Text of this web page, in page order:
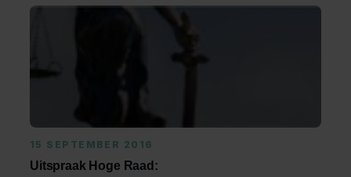
15 SEPTEMBER 2016
Uitspraak Hoge Raad: